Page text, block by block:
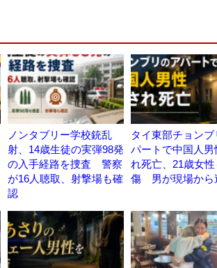
ノンタブリー学校銃乱
射、14歳生徒の実弾98発
の入手経路を捜査 警察
が16人聴取、射撃場も確
認
タイ東部チョン
パートで中国人男
れ死亡、21歳女
傷 男が現場から